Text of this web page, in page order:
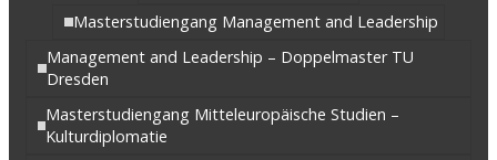
Masterstudiengang Management and Leadership
Management and Leadership – Doppelmaster TU
Dresden
Masterstudiengang Mitteleuropäische Studien –
Kulturdiplomatie